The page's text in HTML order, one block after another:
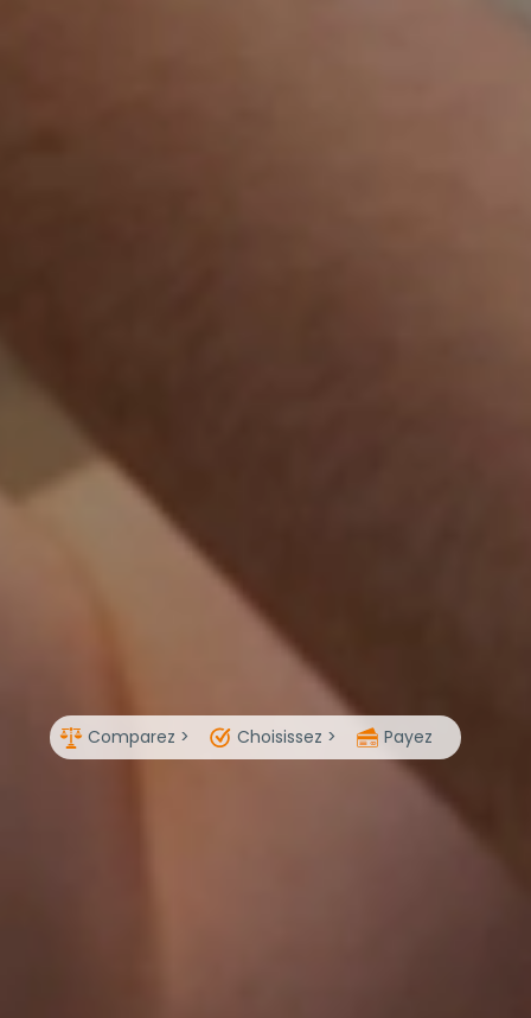
Comparez > Choisissez > Payez